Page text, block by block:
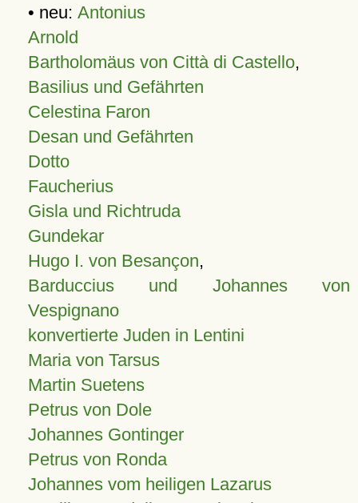
• neu: Antonius
Arnold
Bartholomäus von Città di Castello,
Basilius und Gefährten
Celestina Faron
Desan und Gefährten
Dotto
Faucherius
Gisla und Richtruda
Gundekar
Hugo I. von Besançon,
Barduccius und Johannes von
Vespignano
konvertierte Juden in Lentini
Maria von Tarsus
Martin Suetens
Petrus von Dole
Johannes Gontinger
Petrus von Ronda
Johannes vom heiligen Lazarus